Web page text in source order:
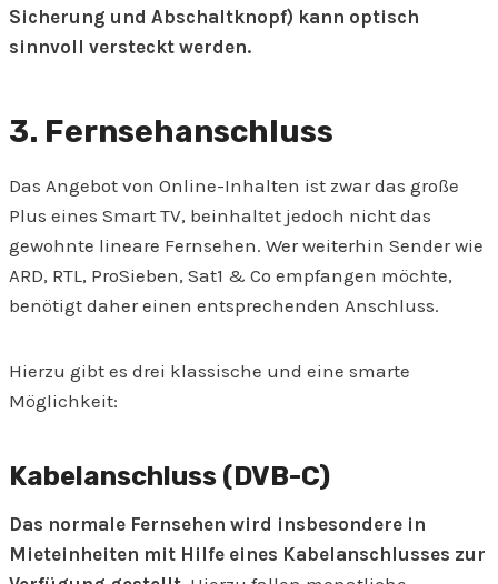
Sicherung und Abschaltknopf) kann optisch
sinnvoll versteckt werden.
3. Fernsehanschluss
Das Angebot von Online-Inhalten ist zwar das große
Plus eines Smart TV, beinhaltet jedoch nicht das
gewohnte lineare Fernsehen. Wer weiterhin Sender wie
ARD, RTL, ProSieben, Sat1 & Co empfangen möchte,
benötigt daher einen entsprechenden Anschluss.
Hierzu gibt es drei klassische und eine smarte
Möglichkeit:
Kabelanschluss (DVB-C)
Das normale Fernsehen wird insbesondere in
Mieteinheiten mit Hilfe eines Kabelanschlusses zur